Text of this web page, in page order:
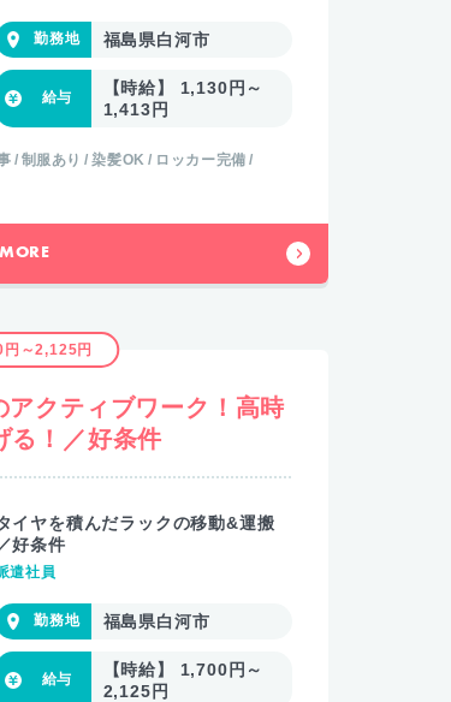
福島県白河市
【時給】 1,130円～
1,413円
制服あり 染髪OK
ロッカー完備
MORE
円～2,125円
クティブワーク！高時
る！／好条件
イヤを積んだラックの移動&運搬
／好条件
遣社員
福島県白河市
【時給】 1,700円～
2,125円